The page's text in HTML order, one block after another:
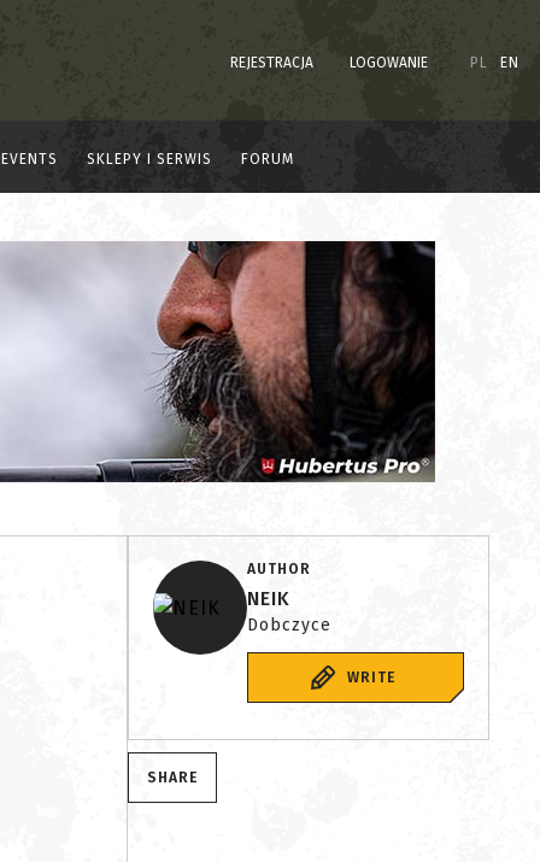
REJESTRACJA LOGOWANIE PL EN
EVENTS SKLEPY I SERWIS FORUM
AUTHOR
NEIK
Dobczyce
WRITE
SHARE